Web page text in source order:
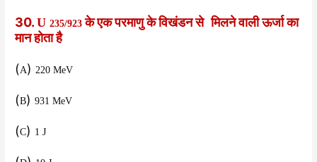
30.U235/923के एक परमाणु के विखंडन से मिलने वाली ऊर्जा का
मान होता है
(A) 220 MeV
(B) 931 MeV
(C) 1 J